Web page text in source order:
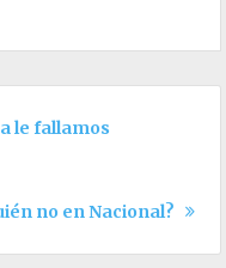
le fallamos
no en Nacional?